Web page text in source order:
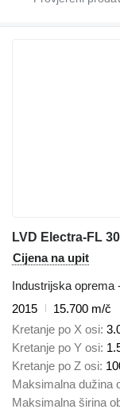
LVD Electra-FL
Cijena na upit
Industrijska oprema
2015
15.700 m/č
Kretanje po X osi
Kretanje po Y osi
Kretanje po Z osi
Maksimalna dužina
Maksimalna širina